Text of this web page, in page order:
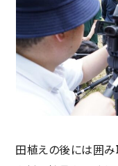
田植えの後には囲み